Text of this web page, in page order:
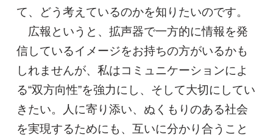
て、どう考えているのかを知りたいのです。
広報というと、拡声器で一方的に情報を発
信しているイメージをお持ちの方がいるかも
しれませんが、私はコミュニケーションによ
る“双方向性”を強力にし、そして大切にしてい
きたい。人に寄り添い、ぬくもりのある社会
を実現するためにも、互いに分かり合うこと